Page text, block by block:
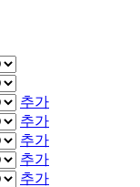
추가
추가
추가
추가
추가